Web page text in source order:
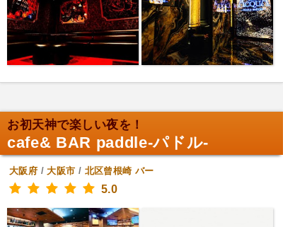
お初天神で楽しい夜を！
cafe& BAR paddle-パドル-
大阪府 /大阪市 / 北区曾根崎 バー
5.0